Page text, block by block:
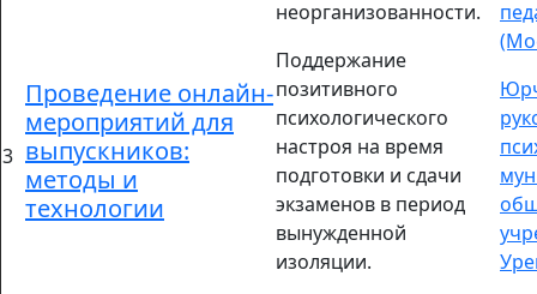
3
Проведение онлайн-
мероприятий для
выпускников:
методы и
технологии
неорганизованности.
Поддержание
позитивного
психологического
настроя на время
подготовки и сдачи
экзаменов в период
вынужденной
изоляции.